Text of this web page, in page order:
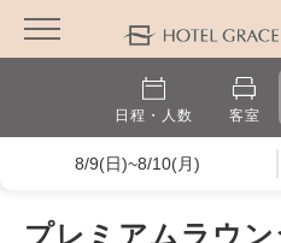
日程・人数 客室
8/9(日)~8/10(月)
プレミアムラウ